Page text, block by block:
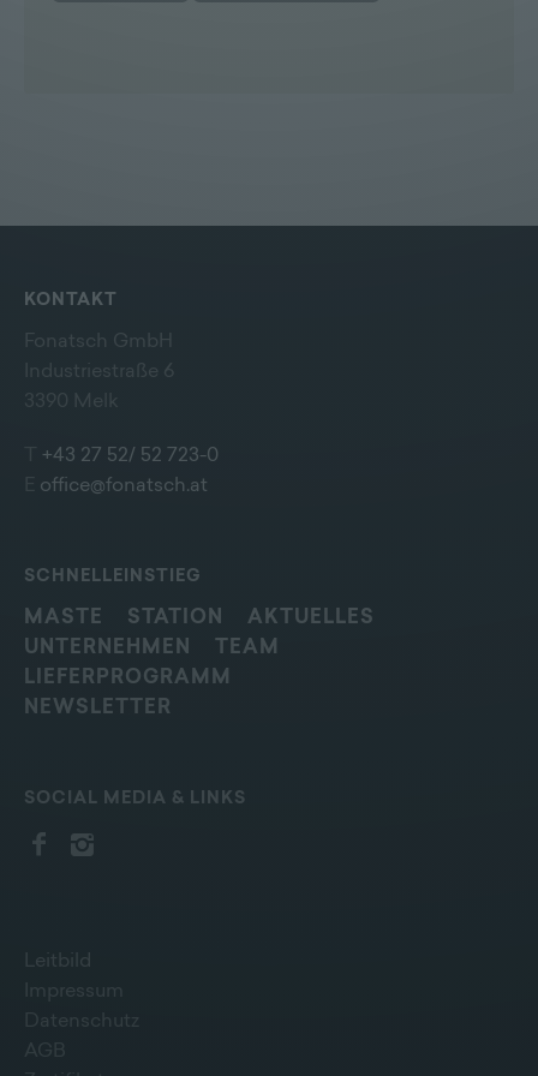
KONTAKT
Fonatsch GmbH
Industriestraße 6
3390 Melk
+43 27 52/ 52 723-0
E office@fonatsch.at
SCHNELLEINSTIEG
MASTE STATION
AKTUELLES
UNTERNEHMEN
TEAM
LIEFERPROGRAMM
NEWSLETTER
SOCIAL MEDIA & LINKS
Leitbild
Impressum
Datenschutz